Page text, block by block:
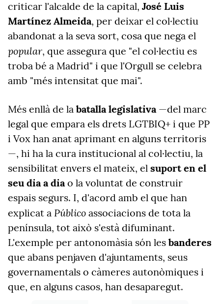
criticar l'alcalde de la capital, José Luis
Martínez Almeida, per deixar el col·lectiu
abandonat a la seva sort, cosa que nega el
popular, que assegura que "el col·lectiu es
troba bé a Madrid" i que l'Orgull se celebra
amb "més intensitat que mai".
Més enllà de la batalla legislativa—del marc
legal que empara els drets LGTBIQ+ i que PP
i Vox han anat aprimant en alguns territoris
—, hi ha la cura institucional al col·lectiu, la
sensibilitat envers el mateix, el suport en el
seu dia a diao la voluntat de construir
espais segurs. I, d'acord amb el que han
explicat a Público associacions de tota la
península, tot això s'està difuminant.
L'exemple per antonomàsia són les banderes
que abans penjaven d'ajuntaments, seus
governamentals o càmeres autonòmiques i
que, en alguns casos, han desaparegut.